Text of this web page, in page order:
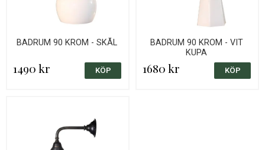
BADRUM 90 KROM - SKÅL
1490 kr
BADRUM 90 KROM - VIT
KUPA
1680 kr